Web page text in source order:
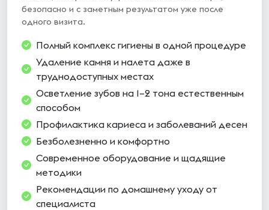
безопасно и с заметным результатом уже после
одного визита.
Полный комплекс гигиены в одной процедуре
Удаление камня и налета даже в
труднодоступных местах
Осветление зубов на 1–2 тона естественным
способом
Профилактика кариеса и заболеваний десен
Безболезненно и комфортно
Современное оборудование и щадящие
методики
Рекомендации по домашнему уходу от
специалиста